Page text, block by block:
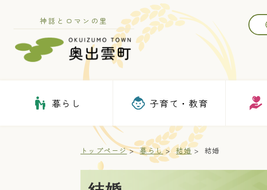
神話とロマンの里
暮らし 子育て・教育
トップページ 暮らし 結婚 結婚